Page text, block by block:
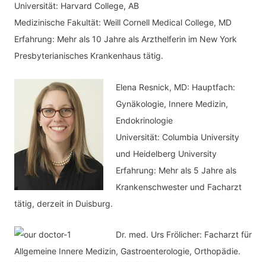
:r
i
Universität: Harvard College, AB
Medizinische Fakultät: Weill Cornell Medical College, MD
Erfahrung: Mehr als 10 Jahre als Arzthelferin im New York
Presbyterianisches Krankenhaus tätig.
Elena Resnick, MD: Hauptfach:
Gynäkologie, Innere Medizin,
Endokrinologie
Universität: Columbia University
und Heidelberg University
Erfahrung: Mehr als 5 Jahre als
Krankenschwester und Facharzt
tätig, derzeit in Duisburg.
Dr. med. Urs Frölicher: Facharzt für
Allgemeine Innere Medizin, Gastroenterologie, Orthopädie.